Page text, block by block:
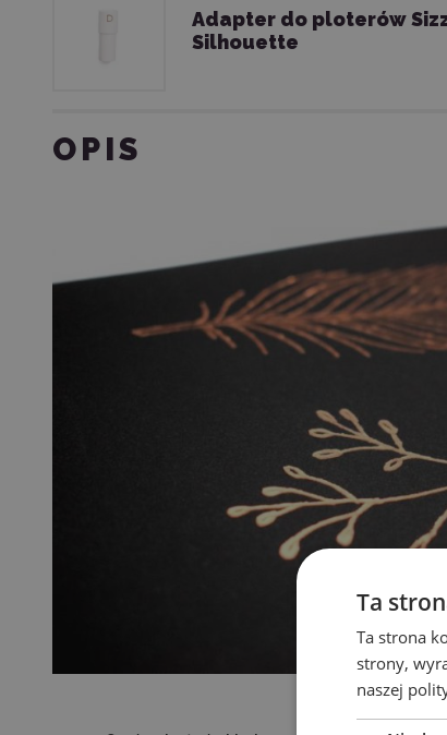
Adapter do ploterów
Silhouette
OPIS
Ta
Ta strona
strony,
naszej